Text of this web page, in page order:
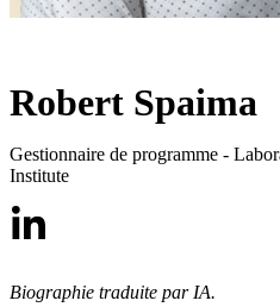
Robert Spaima
Gestionnaire de programme -
Institute
Biographie traduite par IA.